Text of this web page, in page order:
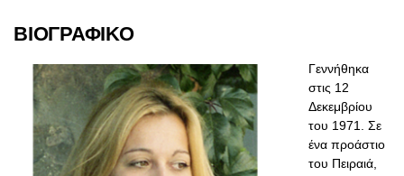
ΒΙΟΓΡΑΦΙΚΟ
Γεννήθηκα
στις 12
Δεκεμβρίου
του 1971. Σε
ένα προάστιο
του Πειραιά,